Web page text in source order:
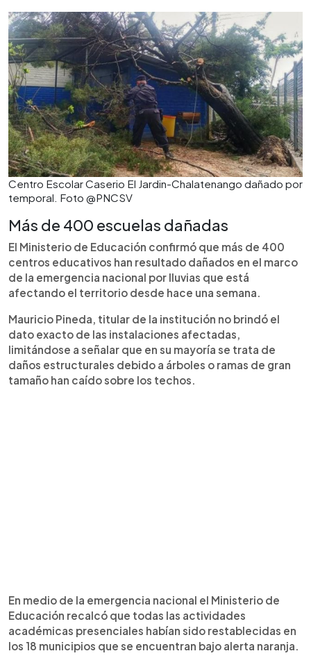
Centro Escolar Caserio El Jardin-Chalatenango dañado por
temporal. Foto @PNCSV
Más de 400 escuelas dañadas
El Ministerio de Educación confirmó que más de 400
centros educativos han resultado dañados en el marco
de la emergencia nacional por lluvias que está
afectando el territorio desde hace una semana.
Mauricio Pineda, titular de la institución no brindó el
dato exacto de las instalaciones afectadas,
limitándose a señalar que en su mayoría se trata de
daños estructurales debido a árboles o ramas de gran
tamaño han caído sobre los techos.
En medio de la emergencia nacional el Ministerio de
Educación recalcó que todas las actividades
académicas presenciales habían sido restablecidas en
los 18 municipios que se encuentran bajo alerta naranja.